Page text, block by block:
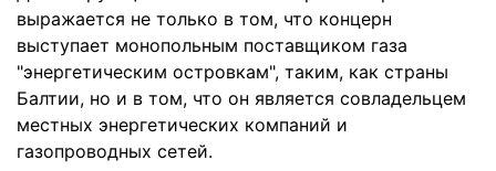
выражается не только в том, что концерн
выступает монопольным поставщиком газа
"энергетическим островкам", таким, как страны
Балтии, но и в том, что он является совладельцем
местных энергетических компаний и
газопроводных сетей.